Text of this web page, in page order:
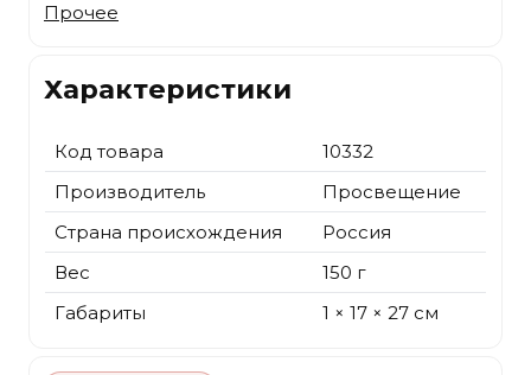
Прочее
Характеристики
Код товара
10332
Производитель
Просвещение
Страна происхождения
Россия
Вес
150 г
Габариты
1 × 17 × 27 см